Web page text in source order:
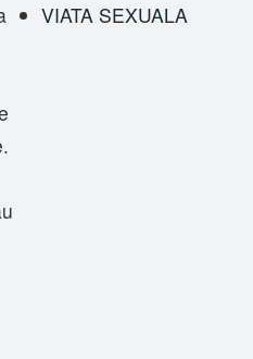
VIATA SEXUALA